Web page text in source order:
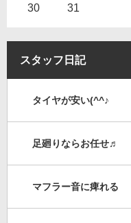
30 31
スタッフ日記
タイヤが安い(^^♪
足廻りならお任せ♬
マフラー音に痺れる